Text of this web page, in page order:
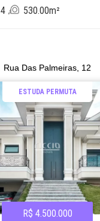
4 530.00m²
Rua Das Palmeiras, 12
ESTUDA PERMUTA
R$ 4.500.000